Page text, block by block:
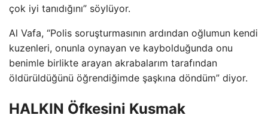
çok iyi tanıdığını” söylüyor.
Al Vafa, “Polis soruşturmasının ardından oğlumun kendi
kuzenleri, onunla oynayan ve kaybolduğunda onu
benimle birlikte arayan akrabalarım tarafından
öldürüldüğünü öğrendiğimde şaşkına döndüm” diyor.
HALKIN Öfkesini Kusmak